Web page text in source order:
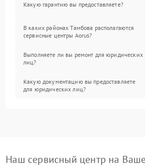
Какую гарантию вы предоставляете?
В каких районах Тамбова располагаются
сервисные центры Aorus?
Выполняете ли вы ремонт для юридических
лиц?
Какую документацию вы предоставляете
для юридических лиц?
Наш сервисный центр на